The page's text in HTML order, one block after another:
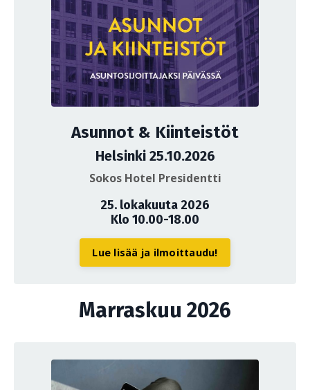
Asunnot & Kiinteistöt
Helsinki 25.10.2026
Sokos Hotel Presidentti
25. lokakuuta 2026
Klo 10.00-18.00
Lue lisää ja ilmoittaudu!
Marraskuu 2026